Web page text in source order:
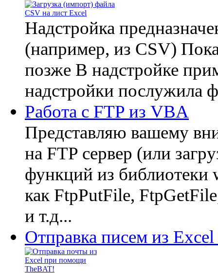
Надстройка
(например, из CSV)
позже В надстройке
надстройки послужила
Работа с FTP из VBA
Представляю вашему
на FTP сервер (или
функций из библиотеки
как FtpPutFile,
и т.д...
Отправка писем из